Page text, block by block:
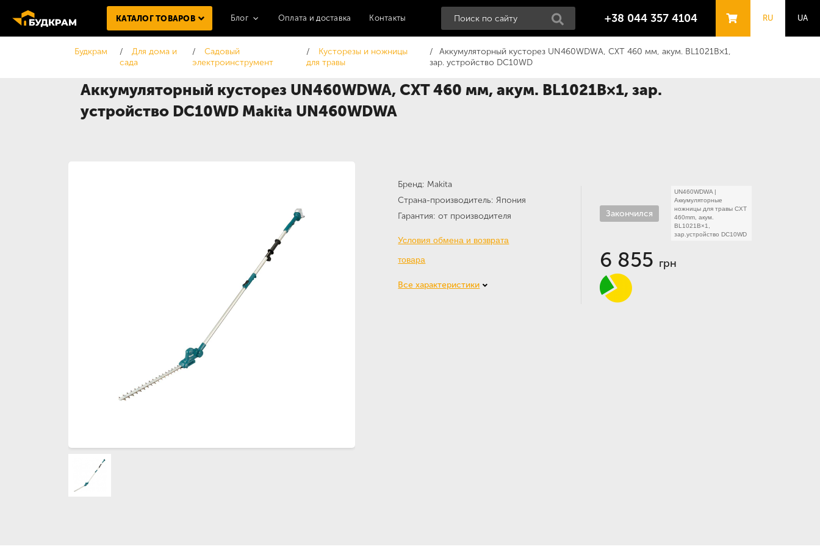
КАТАЛОГ ТОВАРОВ Блог Оплата и доставка Контакты +38 044 357 4104 RU UA
Будкрам
Для дома и
сада
Садовый
электроинструмент
Кусторезы и ножницы
для травы
Аккумуляторный кусторез UN460WDWA, CXT 460 мм, акум. BL1021B×1,
зар. устройство DC10WD
Аккумуляторный кусторез UN460WDWA, CXT 460 мм, акум. BL1021B×1, зар.
устройство DC10WD Makita UN460WDWA
Бренд Makita
Страна-производитель Япония
Гарантия от производителя
Условия обмена и возврата
товара
Все характеристики
Закончился
UN460WDWA |
Аккумуляторные
ножницы для травы CXT
460mm, акум.
BL1021B×1,
зар.устройство DC10WD
6 855 грн